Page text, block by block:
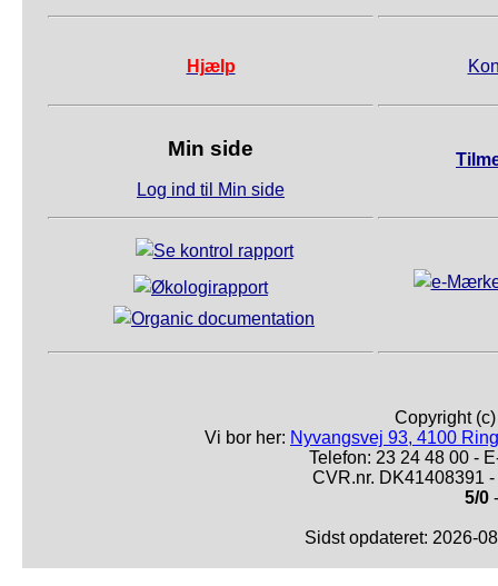
Hjælp
Min side
Log ind til Min side
Copyright
Vi bor her: Nyvangsvej 93, 4100
Telefon: 23 24 48 00 -
CVR.nr. DK41408391
5/0
Sidst opdateret: 2026-